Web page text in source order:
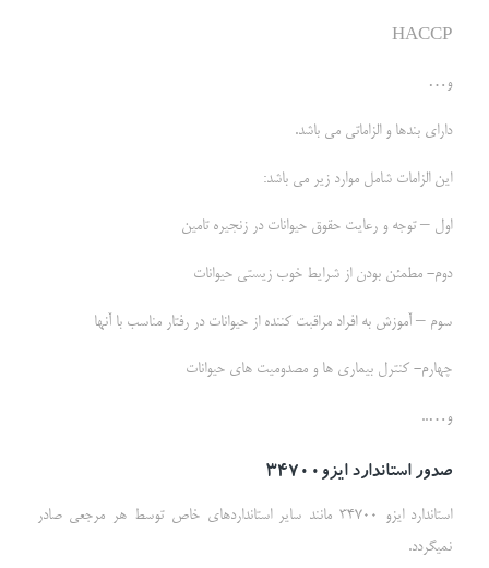
HACCP
و…
دارای بندها و الزاماتی می باشد.
این الزامات شامل موارد زیر می باشد:
اول – توجه و رعایت حقوق حیوانات در زنجیره تامین
دوم- مطمئن بودن از شرایط خوب زیستی حیوانات
سوم – آموزش به افراد مراقبت کننده از حیوانات در رفتار مناسب با آنها
چهارم- کنترل بیماری ها و مصدومیت های حیوانات
و…..
صدور استاندارد ایزو34700
استاندارد ایزو 34700 مانند سایر استانداردهای خاص توسط هر مرجعی صادر
نمیگردد.